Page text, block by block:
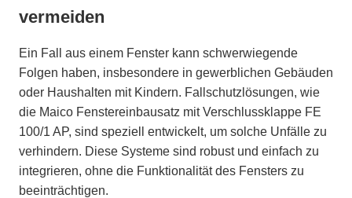
vermeiden
Ein Fall aus einem Fenster kann schwerwiegende
Folgen haben, insbesondere in gewerblichen Gebäuden
oder Haushalten mit Kindern. Fallschutzlösungen, wie
die Maico Fenstereinbausatz mit Verschlussklappe FE
100/1 AP, sind speziell entwickelt, um solche Unfälle zu
verhindern. Diese Systeme sind robust und einfach zu
integrieren, ohne die Funktionalität des Fensters zu
beeinträchtigen.